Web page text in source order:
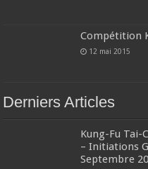
Compétition
12 mai 2015
Derniers Articles
Kung-Fu Tai-
– Initiations
Septembre